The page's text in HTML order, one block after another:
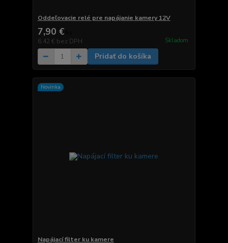
Oddeľovacie relé pre napájanie kamery 12V
7,90 €
6,42 € bez DPH Skladom
Pridať do košíka
Novinka
Napájací filter ku kamere